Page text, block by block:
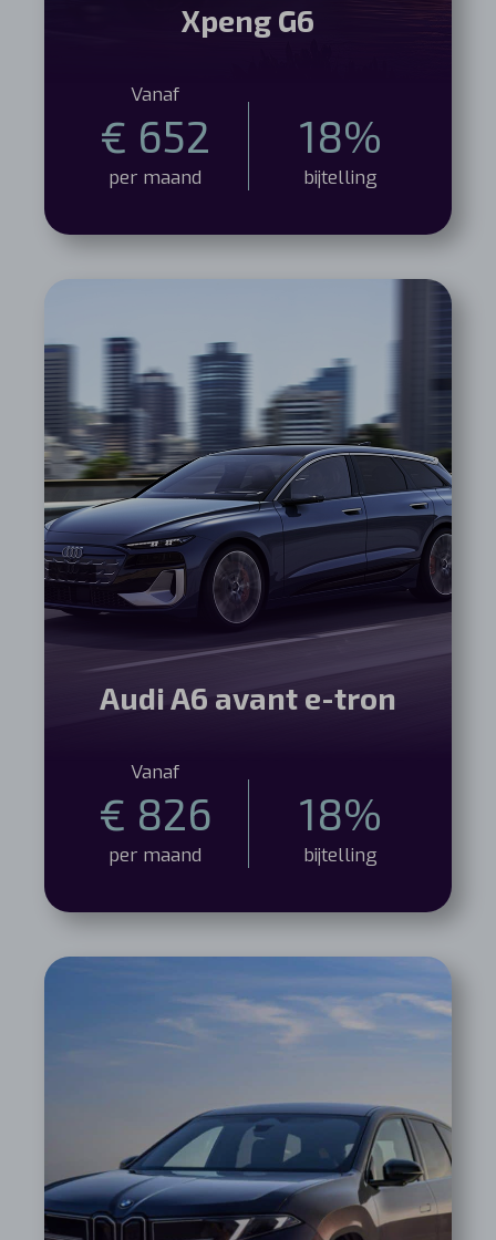
Xpeng G6
Vanaf
€ 652
per maand
18%
bijtelling
Audi A6 avant e-tron
Vanaf
€ 826
per maand
18%
bijtelling